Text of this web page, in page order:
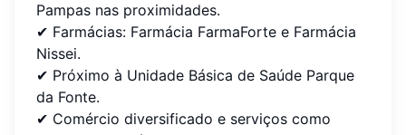
Pampas nas proximidades.
✔ Farmácias: Farmácia FarmaForte e Farmácia
Nissei.
✔ Próximo à Unidade Básica de Saúde Parque
da Fonte.
✔ Comércio diversificado e serviços como